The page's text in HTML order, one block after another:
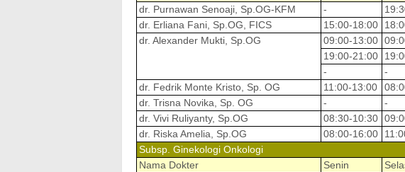
dr. Purnawan Senoaji, Sp.OG-KFM
-
dr. Erliana Fani, Sp.OG, FICS
15:00-18:00
dr. Alexander Mukti, Sp.OG
09:00-13:00
19:00-21:00
-
-
dr. Fedrik Monte Kristo, Sp. OG
11:00-13:00
dr. Trisna Novika, Sp. OG
- -
dr. Vivi Ruliyanty, Sp.OG
08:30-10:30
dr. Riska Amelia, Sp.OG
08:00-16:00
Subsp. Ginekologi Onkologi
Nama Dokter
Senin